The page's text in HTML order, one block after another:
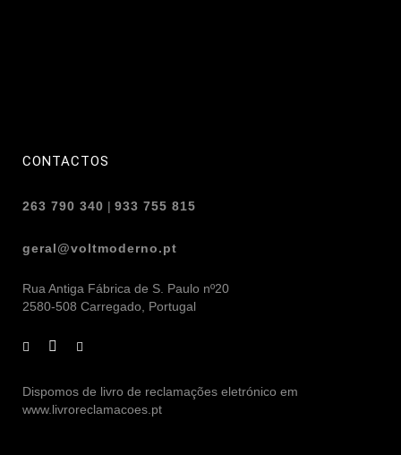
CONTACTOS
263 790 340 | 933 755 815
geral@voltmoderno.pt
Rua Antiga Fábrica de S. Paulo nº20
2580-508 Carregado, Portugal
Dispomos de livro de reclamações eletrónico em
www.livroreclamacoes.pt